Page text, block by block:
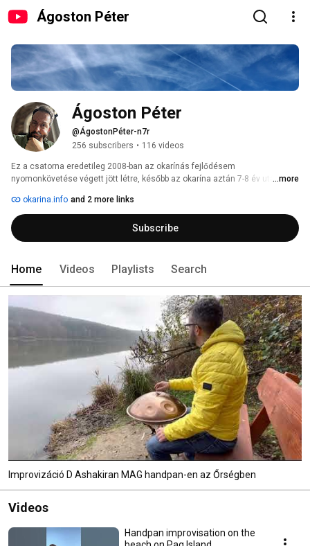
Ágoston Péter
Ágoston Péter
@ÁgostonPéter-n7r
256 subscribers • 116 videos
Ez a csatorna eredetileg 2008-ban az okarínás fejlődésem
nyomonkövetése végett jött létre, később az okarína aztán 7-8 év után
újabban otthont adni.
...more
okarina.info and 2 more links
Subscribe
Home Videos Playlists Search
Improvizáció D Ashakiran MAG handpan-en az Őrségben
Videos
Handpan improvisation on the